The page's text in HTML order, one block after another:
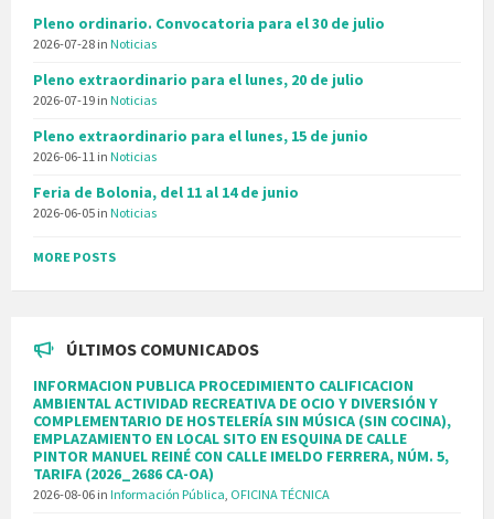
Pleno ordinario. Convocatoria para el 30 de julio
2026-07-28 in Noticias
Pleno extraordinario para el lunes, 20 de julio
2026-07-19 in Noticias
Pleno extraordinario para el lunes, 15 de junio
2026-06-11 in Noticias
Feria de Bolonia, del 11 al 14 de junio
2026-06-05 in Noticias
MORE POSTS
ÚLTIMOS COMUNICADOS
INFORMACION PUBLICA PROCEDIMIENTO CALIFICACION
AMBIENTAL ACTIVIDAD RECREATIVA DE OCIO Y DIVERSIÓN Y
COMPLEMENTARIO DE HOSTELERÍA SIN MÚSICA (SIN COCINA),
EMPLAZAMIENTO EN LOCAL SITO EN ESQUINA DE CALLE
PINTOR MANUEL REINÉ CON CALLE IMELDO FERRERA, NÚM. 5,
TARIFA (2026_2686 CA-OA)
2026-08-06 in Información Pública, OFICINA TÉCNICA